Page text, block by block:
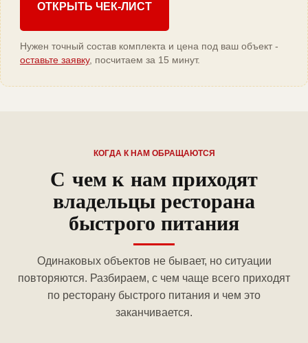
ОТКРЫТЬ ЧЕК-ЛИСТ
Нужен точный состав комплекта и цена под ваш объект -
оставьте заявку, посчитаем за 15 минут.
КОГДА К НАМ ОБРАЩАЮТСЯ
С чем к нам приходят
владельцы ресторана
быстрого питания
Одинаковых объектов не бывает, но ситуации
повторяются. Разбираем, с чем чаще всего приходят
по ресторану быстрого питания и чем это
заканчивается.